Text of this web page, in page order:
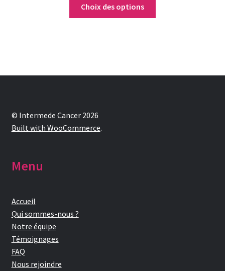
Choix des options
Menu
Accueil
Qui sommes-nous ?
Notre équipe
Témoignages
FAQ
Nous rejoindre
© Intermede Cancer 2026
Built with WooCommerce.